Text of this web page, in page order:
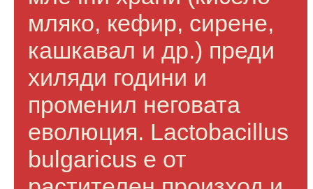
мляко, кефир, сирене,
кашкавал и др.) преди
хиляди години и
променил неговата
еволюция. Lactobacillus
bulgaricus е от